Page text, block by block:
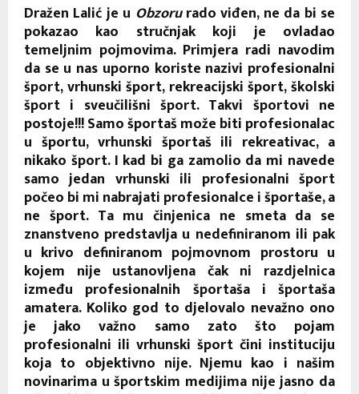
Dražen Lalić je u Obzorurado viđen, ne da bi se
pokazao kao stručnjak koji je ovladao
temeljnim pojmovima. Primjera radi navodim
da se u nas uporno koriste nazivi profesionalni
šport, vrhunski šport, rekreacijski šport, školski
šport i sveučilišni šport. Takvi športovi ne
postoje!!! Samo športaš može biti profesionalac
u športu, vrhunski športaš ili rekreativac, a
nikako šport. I kad bi ga zamolio da mi navede
samo jedan vrhunski ili profesionalni šport
počeo bi mi nabrajati profesionalce i športaše, a
ne šport. Ta mu činjenica ne smeta da se
znanstveno predstavlja u nedefiniranom ili pak
u krivo definiranom pojmovnom prostoru u
kojem nije ustanovljena čak ni razdjelnica
između profesionalnih športaša i športaša
amatera. Koliko god to djelovalo nevažno ono
je jako važno samo zato što pojam
profesionalni ili vrhunski šport čini instituciju
koja to objektivno nije. Njemu kao i našim
novinarima u športskim medijima nije jasno da